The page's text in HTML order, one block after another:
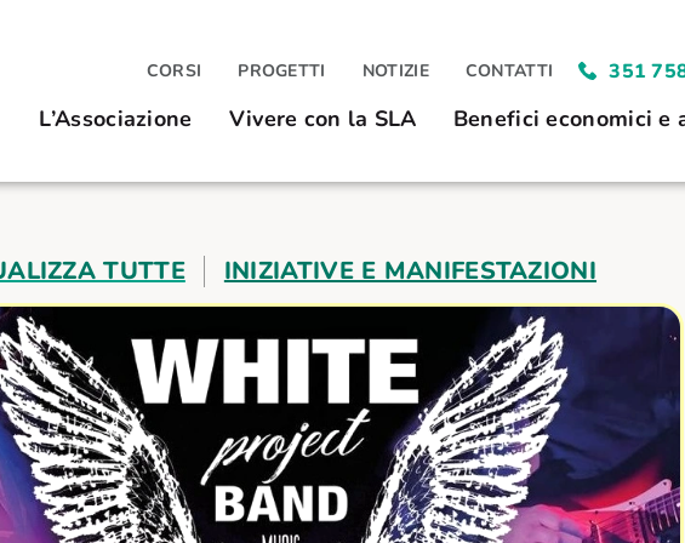
CORSI PROGETTI NOTIZIE CONTATTI 351
L’Associazione Vivere con la SLA Benefici economici e
TUTTE INIZIATIVE E MANIFESTAZIONI